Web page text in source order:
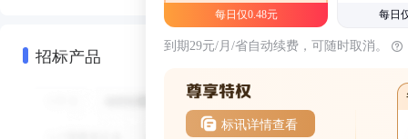
招标产品
每日仅0.48元 每日
到期29元/月/省自动续费，可随时取消。
标讯详情查看